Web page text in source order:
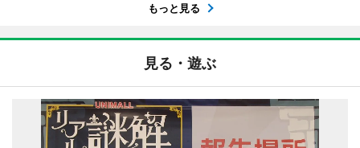
もっと見る
見る・遊ぶ